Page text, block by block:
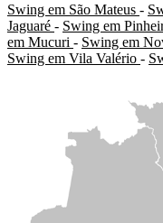
Swing em São Mateus -
Jaguaré - Swing em
em Mucuri - Swing em
Swing em Vila Valério -